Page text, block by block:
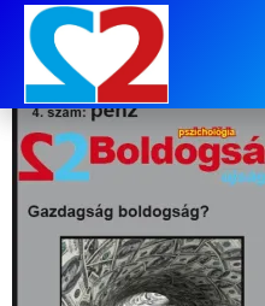
4 sz cimoldal